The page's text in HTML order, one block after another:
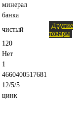
минерал
банка
чистый
Другие
товары
120
Нет
1
4660400517681
12/5/5
цинк